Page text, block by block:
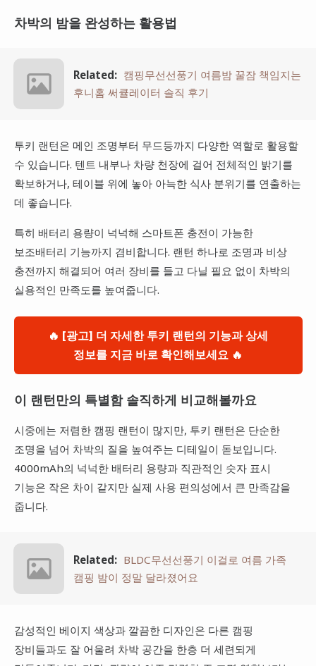
차박의 밤을 완성하는 활용법
Related: 캠핑무선선풍기 여름밤 꿀잠 책임지는
후니홈 써큘레이터 솔직 후기
투키 랜턴은 메인 조명부터 무드등까지 다양한 역할로 활용할
수 있습니다. 텐트 내부나 차량 천장에 걸어 전체적인 밝기를
확보하거나, 테이블 위에 놓아 아늑한 식사 분위기를 연출하는
데 좋습니다.
특히 배터리 용량이 넉넉해 스마트폰 충전이 가능한
보조배터리 기능까지 겸비합니다. 랜턴 하나로 조명과 비상
충전까지 해결되어 여러 장비를 들고 다닐 필요 없이 차박의
실용적인 만족도를 높여줍니다.
🔥 [광고] 더 자세한 투키 랜턴의 기능과 상세
정보를 지금 바로 확인해보세요 🔥
이 랜턴만의 특별함 솔직하게 비교해볼까요
시중에는 저렴한 캠핑 랜턴이 많지만, 투키 랜턴은 단순한
조명을 넘어 차박의 질을 높여주는 디테일이 돋보입니다.
4000mAh의 넉넉한 배터리 용량과 직관적인 숫자 표시
기능은 작은 차이 같지만 실제 사용 편의성에서 큰 만족감을
줍니다.
Related: BLDC무선선풍기 이걸로 여름 가족
캠핑 밤이 정말 달라졌어요
감성적인 베이지 색상과 깔끔한 디자인은 다른 캠핑
장비들과도 잘 어울려 차박 공간을 한층 더 세련되게